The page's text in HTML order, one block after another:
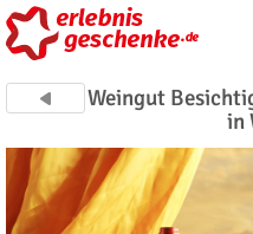
Weingut
in